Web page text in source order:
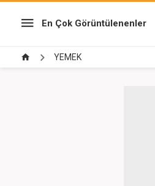
En Çok Görüntülenenler
YEMEK